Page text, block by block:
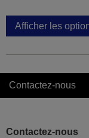
Afficher les
Contactez-nous
Contactez-nous